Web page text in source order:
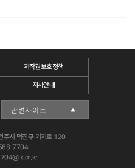
저작권보호정책
지사안내
주시 덕진구 기지로 120
7704